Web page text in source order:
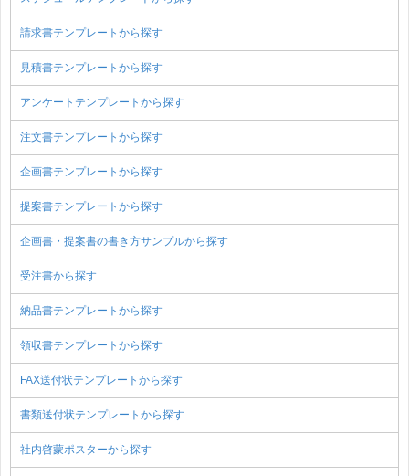
請求書テンプレートから探す
見積書テンプレートから探す
アンケートテンプレートから探す
注文書テンプレートから探す
企画書テンプレートから探す
提案書テンプレートから探す
企画書・提案書の書き方サンプルから探す
受注書から探す
納品書テンプレートから探す
領収書テンプレートから探す
FAX送付状テンプレートから探す
書類送付状テンプレートから探す
社内啓蒙ポスターから探す